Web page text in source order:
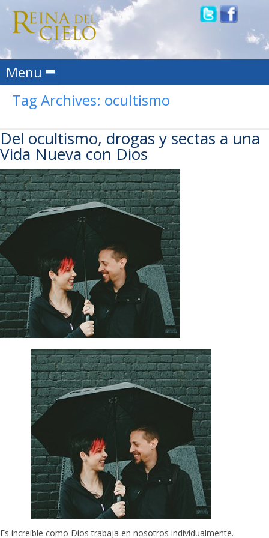
Menu Skip to content
Tag Archives: ocultismo
Del ocultismo, drogas y sectas a una
Vida Nueva con Dios
Es increíble como Dios trabaja en nosotros individualmente.